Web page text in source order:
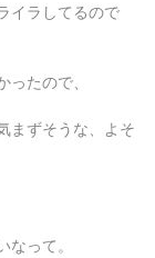
イラしてるので
たので、
まずそうな、よそ
って。